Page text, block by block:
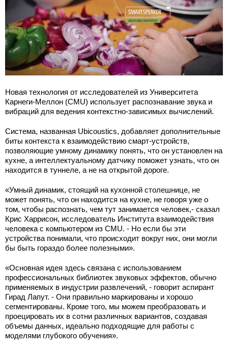
Новая технология от исследователей из Университета
Карнеги-Меллон (CMU) использует распознавание звука и
вибраций для ведения контекстно-зависимых вычислений.
Система, названная Ubicoustics, добавляет дополнительные
биты контекста к взаимодействию смарт-устройств,
позволяющие умному динамику понять, что он установлен на
кухне, а интеллектуальному датчику поможет узнать, что он
находится в туннеле, а не на открытой дороге.
«Умный динамик, стоящий на кухонной столешнице, не
может понять, что он находится на кухне, не говоря уже о
том, чтобы распознать, чем тут занимается человек,- сказал
Крис Харрисон, исследователь Института взаимодействия
человека с компьютером из CMU. - Но если бы эти
устройства понимали, что происходит вокруг них, они могли
бы быть гораздо более полезными».
«Основная идея здесь связана с использованием
профессиональных библиотек звуковых эффектов, обычно
применяемых в индустрии развлечений, - говорит аспирант
Гирад Лапут. - Они правильно маркированы и хорошо
сегментированы. Кроме того, мы можем преобразовать и
проецировать их в сотни различных вариантов, создавая
объемы данных, идеально подходящие для работы с
моделями глубокого обучения».